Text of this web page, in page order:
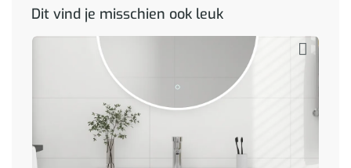
Dit vind je misschien ook leuk